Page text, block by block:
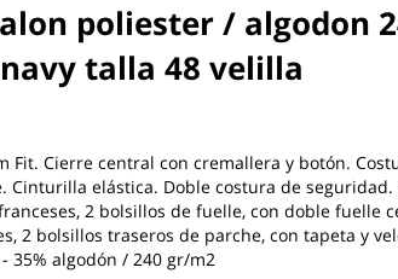
poliester / algodon
talla 48 velilla
Fit. Cierre central con cremallera y botón.
Cinturilla elástica. Doble costura de seguridad.
2 bolsillos de fuelle, con doble fuelle
2 bolsillos traseros de parche, con tapeta y
35% algodón / 240 gr/m2